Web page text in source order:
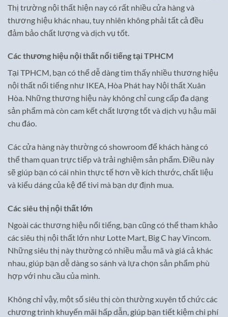
Thị trường nội thất hiện nay có rất nhiều cửa hàng và
thương hiệu khác nhau, tuy nhiên không phải tất cả đều
đảm bảo chất lượng và dịch vụ tốt.
Các thương hiệu nội thất nổi tiếng tại TPHCM
Tại TPHCM, bạn có thể dễ dàng tìm thấy nhiều thương hiệu
nội thất nổi tiếng như IKEA, Hòa Phát hay Nội thất Xuân
Hòa. Những thương hiệu này không chỉ cung cấp đa dạng
sản phẩm mà còn cam kết chất lượng tốt và dịch vụ hậu mãi
chu đáo.
Các cửa hàng này thường có showroom để khách hàng có
thể tham quan trực tiếp và trải nghiệm sản phẩm. Điều này
sẽ giúp bạn có cái nhìn thực tế hơn về kích thước, chất liệu
và kiểu dáng của kệ để tivi mà bạn dự định mua.
Các siêu thị nội thất lớn
Ngoài các thương hiệu nổi tiếng, bạn cũng có thể tham khảo
các siêu thị nội thất lớn như Lotte Mart, Big C hay Vincom.
Những siêu thị này thường có nhiều mẫu mã và giá cả khác
nhau, giúp bạn dễ dàng so sánh và lựa chọn sản phẩm phù
hợp với nhu cầu của mình.
Không chỉ vậy, một số siêu thị còn thường xuyên tổ chức các
chương trình khuyến mãi hấp dẫn, giúp bạn tiết kiệm chi phí